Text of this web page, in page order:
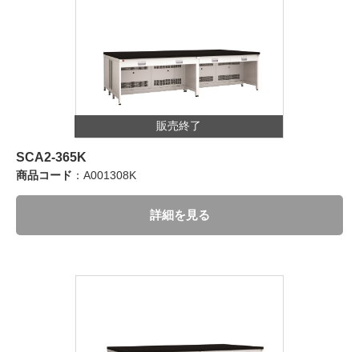
販売終了
SCA2-365K
商品コード ：A001308K
詳細を見る